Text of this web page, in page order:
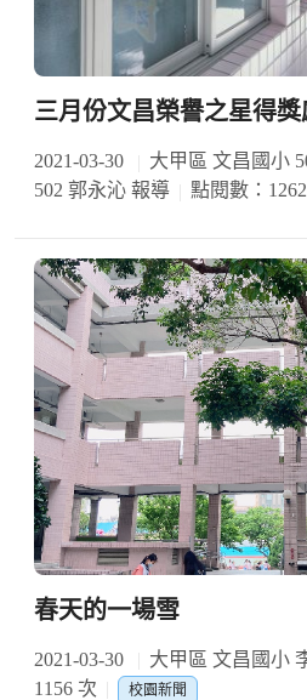
三月份文昌榮譽之星得獎
2021-03-30
大甲區 文昌國小
502 郭永沁 報導
點閱數：
春天的一場雪
2021-03-30 大甲區 文昌國小
1156 次
校園新聞